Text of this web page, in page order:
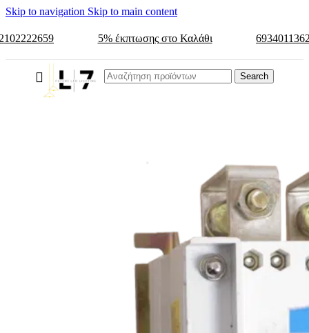
Skip to navigation Skip to main content
5% έκπτωσης στο Καλάθι
Search